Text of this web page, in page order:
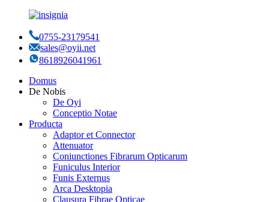
0755-23179541
sales@oyii.net
8618926041961
Domus
De Nobis
De Oyi
Conceptio Notae
Producta
Adaptor et Connector
Attenuator
Coniunctiones Fibrarum Opticarum
Funiculus Interior
Funis Externus
Arca Desktopia
Clausura Fibrae Opticae